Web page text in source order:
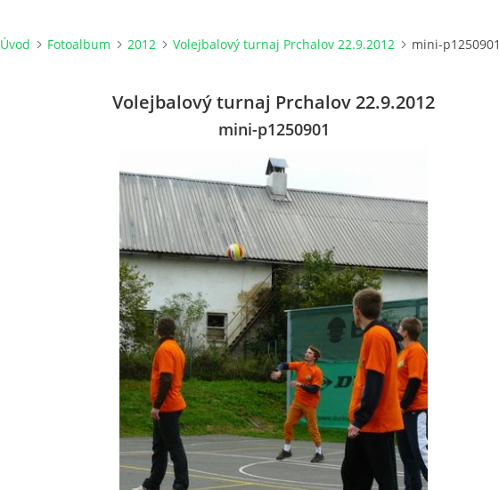
Úvod Fotoalbum 2012 Volejbalový turnaj Prchalov 22.9.2012 mini-p1250901
Volejbalový turnaj Prchalov 22.9.2012
mini-p1250901